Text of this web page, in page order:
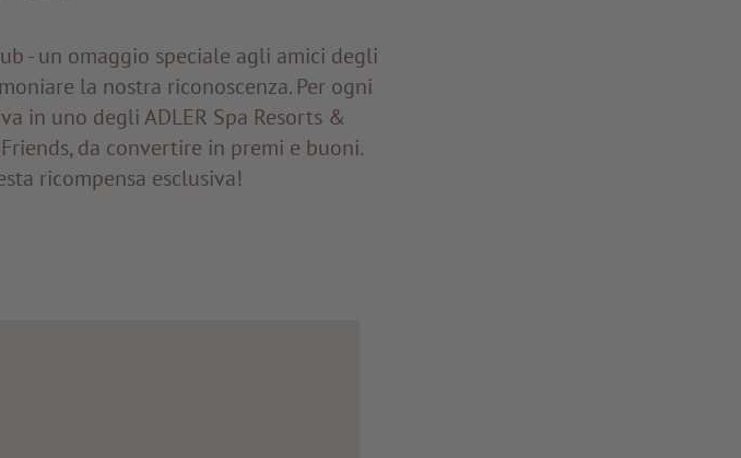
- un omaggio speciale agli amici degli
la nostra riconoscenza. Per ogni
in uno degli ADLER Spa Resorts &
da convertire in premi e buoni.
ricompensa esclusiva!